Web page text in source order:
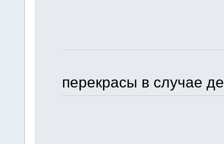
перекрасы в случае